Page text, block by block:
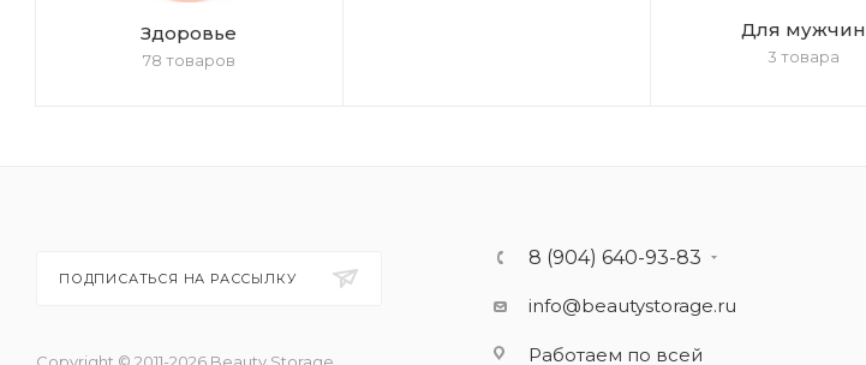
Здоровье
78 товаров
Для мужчин
3 товара
ПОДПИСАТЬСЯ НА РАССЫЛКУ
8 (904) 640-93-83
info@beautystorage.ru
Работаем по всей